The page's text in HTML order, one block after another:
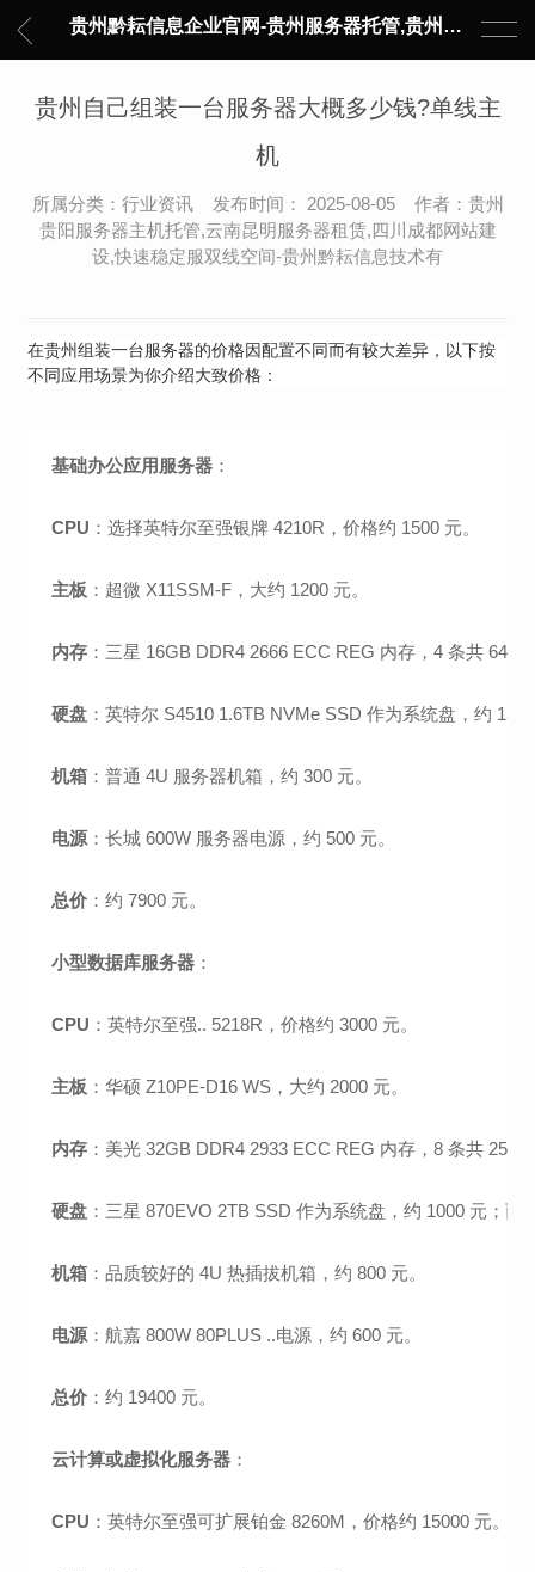
贵州黔耘信息企业官网-贵州服务器托管,贵州主机托管,云服务器托管,数据中心托管,网络设备托管,服务器租用,托管服务提供商,服务器管理-黔耘信息 贵州数据中心机柜租用-专业贵州IDC托管服务器维修
贵州自己组装一台服务器大概多少钱?单线主
机
所属分类：行业资讯 发布时间： 2025-08-05 作者：贵州
贵阳服务器主机托管,云南昆明服务器租赁,四川成都网站建
设,快速稳定服双线空间-贵州黔耘信息技术有
在贵州组装一台服务器的价格因配置不同而有较大差异，以下按
不同应用场景为你介绍大致价格：
基础办公应用服务器 ：
CPU ：选择英特尔至强银牌 4210R，价格约 1500 元。
主板 ：超微 X11SSM-F，大约 1200 元。
内存 ：三星 16GB DDR4 2666 ECC REG 内存，4 条共
硬盘 ：英特尔 S4510 1.6TB NVMe SSD 作为系统盘，约
机箱 ：普通 4U 服务器机箱，约 300 元。
电源 ：长城 600W 服务器电源，约 500 元。
总价 ：约 7900 元。
小型数据库服务器 ：
CPU ：英特尔至强.. 5218R，价格约 3000 元。
主板 ：华硕 Z10PE-D16 WS，大约 2000 元。
内存 ：美光 32GB DDR4 2933 ECC REG 内存，8 条共
硬盘 ：三星 870EVO 2TB SSD 作为系统盘，约 1000 元；
机箱 ：品质较好的 4U 热插拔机箱，约 800 元。
电源 ：航嘉 800W 80PLUS ..电源，约 600 元。
总价 ：约 19400 元。
云计算或虚拟化服务器 ：
CPU ：英特尔至强可扩展铂金 8260M，价格约 15000 元。